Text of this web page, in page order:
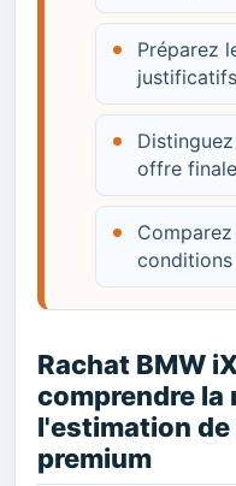
Préparez
offre
Rachat BMW
comprendre la
l'estimation de
premium